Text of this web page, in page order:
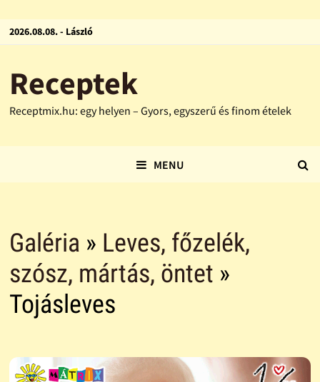
2026.08.08. - László
Receptek
Receptmix.hu: egy helyen – Gyors, egyszerű és finom ételek
MENU
Galéria » Leves, főzelék,
szósz, mártás, öntet »
Tojásleves